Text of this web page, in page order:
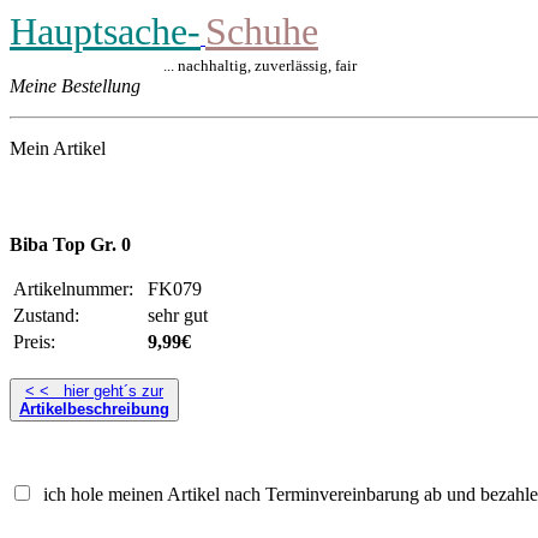
Hauptsache-Schuhe
... nachhaltig, zuverlässig, fair
Meine Bestellung
Mein Artikel
Biba Top Gr. 0
Artikelnummer:
FK079
Zustand:
sehr gut
Preis:
9,99€
< < hier geht´s zur
Artikelbeschreibung
ich hole meinen Artikel nach Terminvereinbarung ab und